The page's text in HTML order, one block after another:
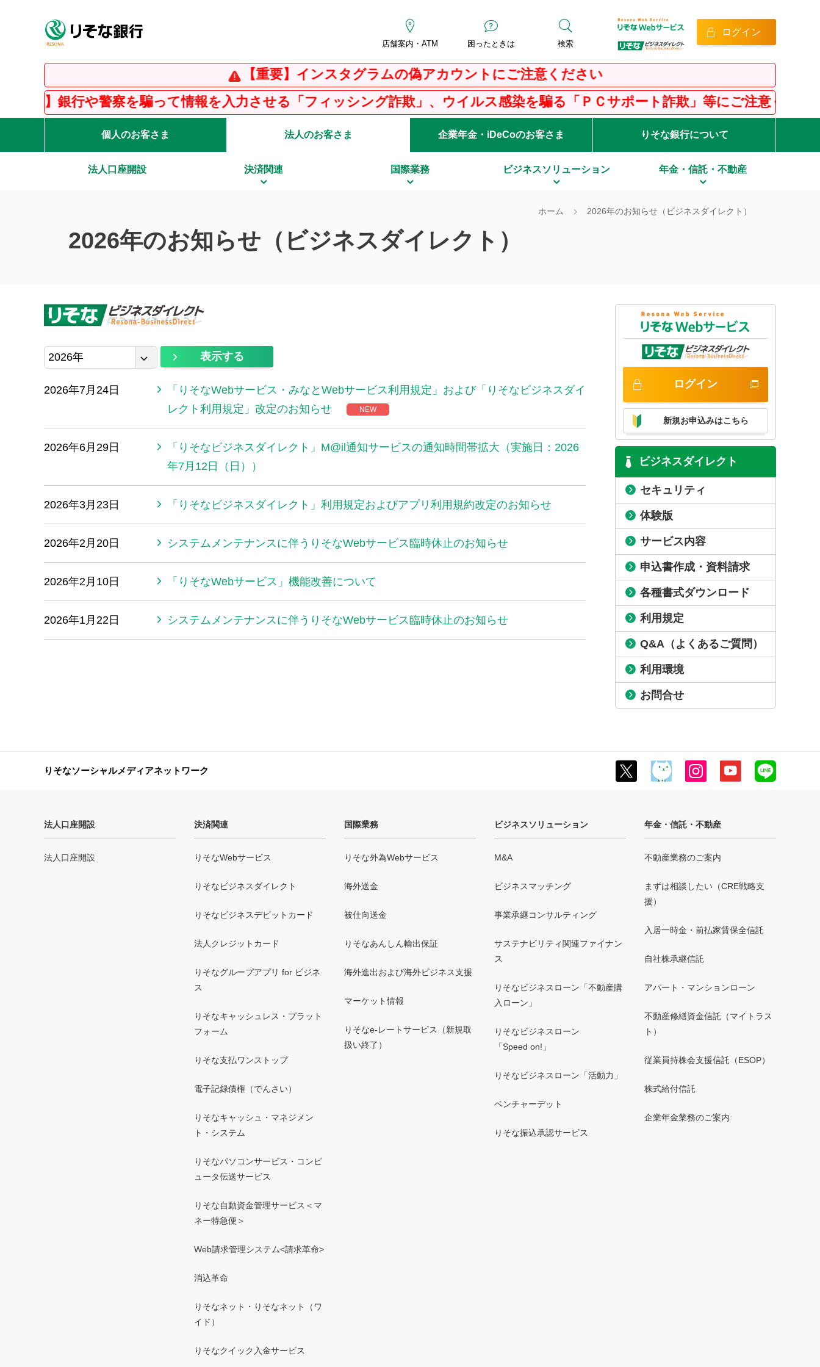
店舗案内・ATM 困ったときは 検索
ログイン
【重要】インスタグラムの偽アカウントにご注意ください
行や警察を騙って情報を入力させる「フィッシング詐欺」、ウイルス感染を騙る「ＰＣサポート詐欺」等にご注意ください！
個人のお客さま 法人のお客さま 企業年金・iDeCoのお客さま りそな銀行について
法人口座開設 決済関連 国際業務 ビジネスソリューション 年金・信託・不動産
ホーム 2026年のお知らせ（ビジネスダイレクト）
2026年のお知らせ（ビジネスダイレクト）
2026年 表示する
2026年7月24日
「りそなWebサービス・みなとWebサービス利用規定」および「りそなビジネスダイ
レクト利用規定」改定のお知らせ
NEW
2026年6月29日
「りそなビジネスダイレクト」M@il通知サービスの通知時間帯拡大（実施日：2026
年7月12日（日））
2026年3月23日 「りそなビジネスダイレクト」利用規定およびアプリ利用規約改定のお知らせ
2026年2月20日 システムメンテナンスに伴うりそなWebサービス臨時休止のお知らせ
2026年2月10日 「りそなWebサービス」機能改善について
2026年1月22日 システムメンテナンスに伴うりそなWebサービス臨時休止のお知らせ
ログイン
新規お申込みはこちら
ビジネスダイレクト
セキュリティ
体験版
サービス内容
申込書作成・資料請求
各種書式ダウンロード
利用規定
Q&A（よくあるご質問）
利用環境
お問合せ
りそなソーシャルメディアネットワーク
法人口座開設
法人口座開設
決済関連
りそなWebサービス
りそなビジネスダイレクト
りそなビジネスデビットカード
法人クレジットカード
りそなグループアプリ for ビジネ
ス
りそなキャッシュレス・プラット
フォーム
りそな支払ワンストップ
電子記録債権（でんさい）
りそなキャッシュ・マネジメン
ト・システム
りそなパソコンサービス・コンピ
ュータ伝送サービス
りそな自動資金管理サービス＜マ
ネー特急便＞
Web請求管理システム<請求革命>
消込革命
りそなネット・りそなネット（ワ
イド）
りそなクイック入金サービス
国際業務
りそな外為Webサービス
海外送金
被仕向送金
りそなあんしん輸出保証
海外進出および海外ビジネス支援
マーケット情報
りそなe-レートサービス（新規取
扱い終了）
ビジネスソリューション
M&A
ビジネスマッチング
事業承継コンサルティング
サステナビリティ関連ファイナン
ス
りそなビジネスローン「不動産購
入ローン」
りそなビジネスローン
「Speed on!」
りそなビジネスローン「活動力」
ベンチャーデット
りそな振込承認サービス
年金・信託・不動産
不動産業務のご案内
まずは相談したい（CRE戦略支
援）
入居一時金・前払家賃保全信託
自社株承継信託
アパート・マンションローン
不動産修繕資金信託（マイトラス
ト）
従業員持株会支援信託（ESOP）
株式給付信託
企業年金業務のご案内